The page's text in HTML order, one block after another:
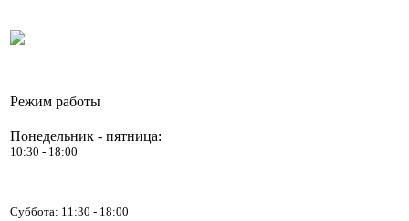
Режим работы
Понедельник - пятница:
10:30 - 18:00
Суббота: 11:30 - 18:00